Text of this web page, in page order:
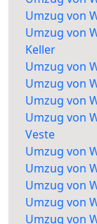
Umzug von
Umzug von
Keller
Umzug von
Umzug von
Umzug von
Umzug von
Veste
Umzug von
Umzug von
Umzug von
Umzug von
Umzug von